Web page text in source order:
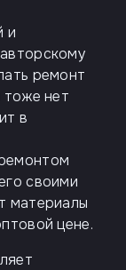
и
ремонт
тоже нет
в
своими
материалы
цене.